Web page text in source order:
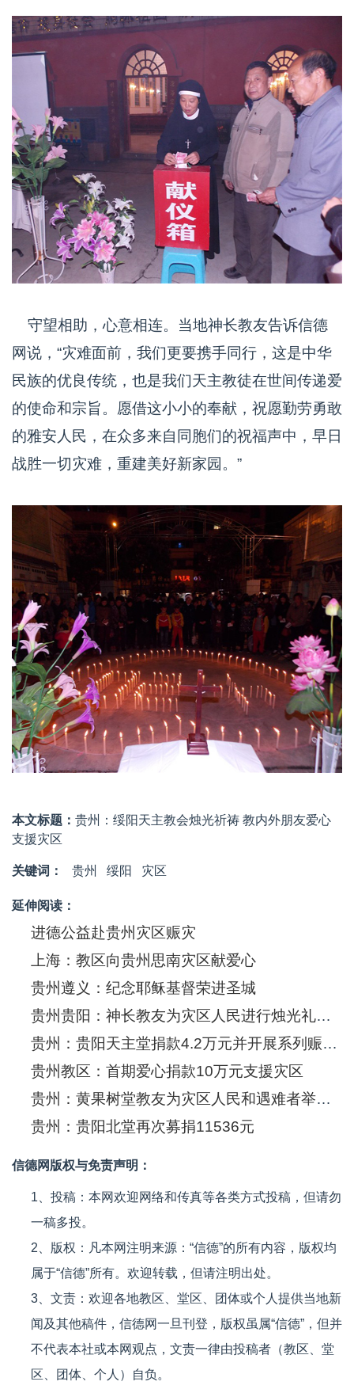
守望相助，心意相连。当地神长教友告诉信德
网说，“灾难面前，我们更要携手同行，这是中华
民族的优良传统，也是我们天主教徒在世间传递爱
的使命和宗旨。愿借这小小的奉献，祝愿勤劳勇敢
的雅安人民，在众多来自同胞们的祝福声中，早日
战胜一切灾难，重建美好新家园。”
本文标题： 贵州：绥阳天主教会烛光祈祷 教内外朋友爱心
支援灾区
关键词： 贵州 绥阳 灾区
延伸阅读：
进德公益赴贵州灾区赈灾
上海：教区向贵州思南灾区献爱心
贵州遵义：纪念耶稣基督荣进圣城
贵州贵阳：神长教友为灾区人民进行烛光礼祈祷
贵州：贵阳天主堂捐款4.2万元并开展系列赈灾活动
贵州教区：首期爱心捐款10万元支援灾区
贵州：黄果树堂教友为灾区人民和遇难者举行“爱心奉献祈祷会”
贵州：贵阳北堂再次募捐11536元
信德网版权与免责声明：
1、投稿：本网欢迎网络和传真等各类方式投稿，但请勿
一稿多投。
2、版权：凡本网注明来源：“信德”的所有内容，版权均
属于“信德”所有。欢迎转载，但请注明出处。
3、文责：欢迎各地教区、堂区、团体或个人提供当地新
闻及其他稿件，信德网一旦刊登，版权虽属“信德”，但并
不代表本社或本网观点，文责一律由投稿者（教区、堂
区、团体、个人）自负。